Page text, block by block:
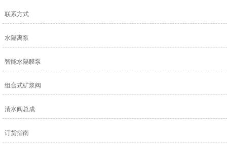
联系方式
水隔离泵
智能水隔膜泵
组合式矿浆阀
清水阀总成
订货指南